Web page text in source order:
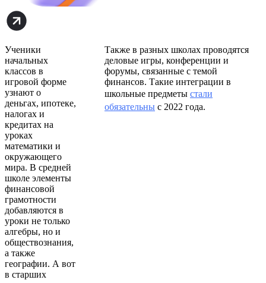
Ученики
начальных
классов в
игровой форме
узнают о
деньгах, ипотеке,
налогах и
кредитах на
уроках
математики и
окружающего
мира. В средней
школе элементы
финансовой
грамотности
добавляются в
уроки не только
алгебры, но и
обществознания,
а также
географии. А вот
в старших
Также в разных школах проводятся
деловые игры, конференции и
форумы, связанные с темой
финансов. Такие интеграции в
школьные предметы стали
обязательны с 2022 года.